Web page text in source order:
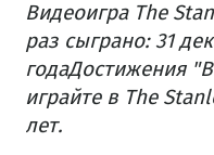
Видеоигра The
раз сыграно: 31
годаДостижения
играйте в The
лет.